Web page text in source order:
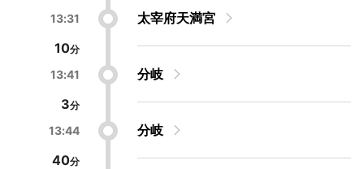
13:31
10
太宰府天満宮
13:41
3
分岐
13:44
40
分岐